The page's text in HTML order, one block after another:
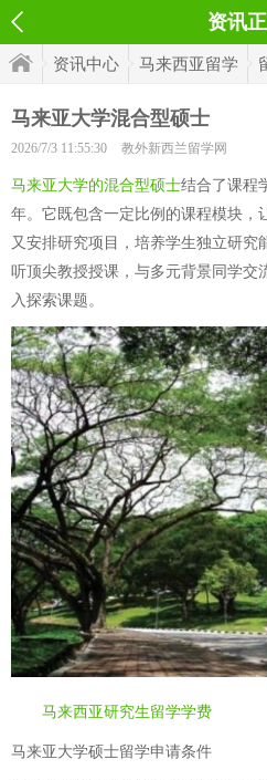
资讯
资讯中心 马来西亚留学
马来亚大学混合型硕士
2026/7/3 11:55:30 教外新西兰留学网
马来亚大学的混合型硕士结合了课程
年。它既包含一定比例的课程模块，
又安排研究项目，培养学生独立研究
听顶尖教授授课，与多元背景同学交
入探索课题。
马来西亚研究生留学学费
马来亚大学硕士留学申请条件